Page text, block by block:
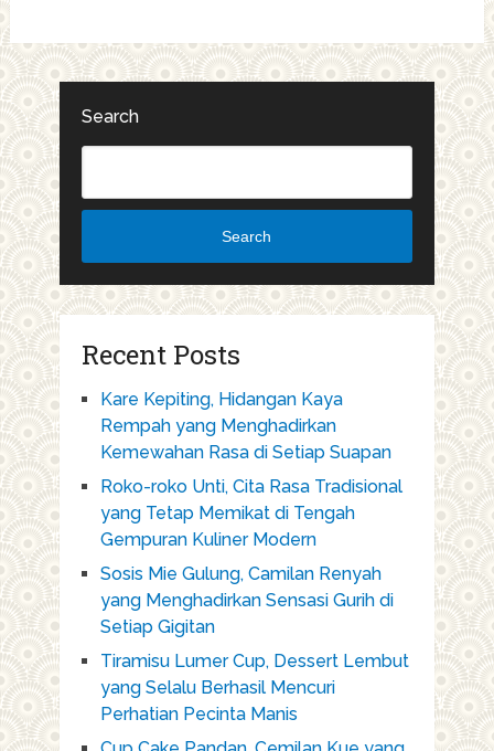
Search
Search
Recent Posts
Kare Kepiting, Hidangan Kaya
Rempah yang Menghadirkan
Kemewahan Rasa di Setiap Suapan
Roko-roko Unti, Cita Rasa Tradisional
yang Tetap Memikat di Tengah
Gempuran Kuliner Modern
Sosis Mie Gulung, Camilan Renyah
yang Menghadirkan Sensasi Gurih di
Setiap Gigitan
Tiramisu Lumer Cup, Dessert Lembut
yang Selalu Berhasil Mencuri
Perhatian Pecinta Manis